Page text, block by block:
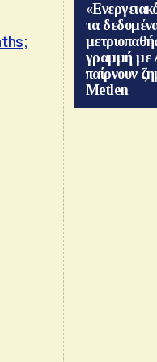
τα
γραμμή με
παίρνουν
Metlen